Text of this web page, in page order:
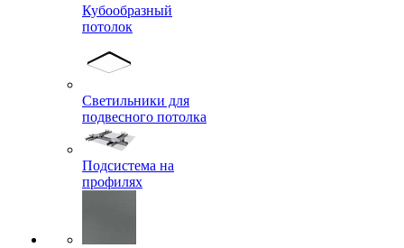
Кубообразный
потолок
Светильники для
подвесного потолка
Подсистема на
профилях